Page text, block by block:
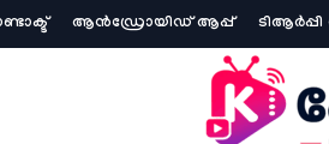
ആൻഡ്രോയിഡ് ആപ്പ്